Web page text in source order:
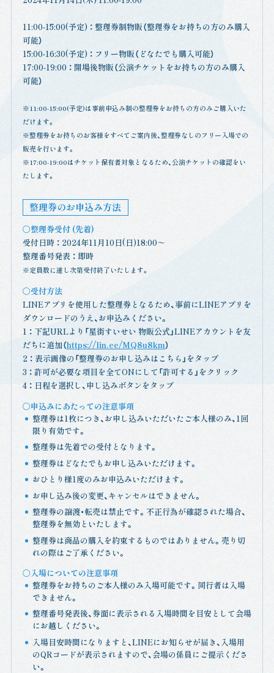
11:00-15:00(予定) ： 整理券制物販（整理券をお持ちの方のみ購入
可能）
15:00-16:30(予定) ： フリー物販（どなたでも購入可能）
17:00-19:00 ： 開場後物販（公演チケットをお持ちの方のみ購入
可能）
※11:00-15:00(予定)は事前申込み制の整理券をお持ちの方のみご購入いた
だけます。
※整理券をお持ちのお客様をすべてご案内後、整理券なしのフリー入場での
販売を行います。
※17:00-19:00はチケット保有者対象となるため、公演チケットの確認をい
たします。
整理券のお申込み方法
〇整理券受付 (先着)
受付日時 ： 2024年11月10日(日)18:00～
整理番号発表 ： 即時
※定員数に達し次第受付終了いたします。
〇受付方法
LINEアプリを使用した整理券となるため、事前にLINEアプリを
ダウンロードのうえ、お申込みください。
1 ： 下記URLより「星街すいせい 物販公式」LINEアカウントを友
だちに追加（https://lin.ee/MQ8u8km）
2 ： 表示画像の「整理券のお申し込みはこちら」をタップ
3 ： 許可が必要な項目を全てONにして「許可する」をクリック
4 ： 日程を選択し、申し込みボタンをタップ
〇申込みにあたっての注意事項
整理券は1枚につき、お申し込みいただいたご本人様のみ、1回
限り有効です。
整理券は先着での受付となります。
整理券はどなたでもお申し込みいただけます。
おひとり様1度のみお申込みいただけます。
お申し込み後の変更、キャンセルはできません。
整理券の譲渡・転売は禁止です。不正行為が確認された場合、
整理券を無効といたします。
整理券は商品の購入を約束するものではありません。売り切
れの際はご了承ください。
〇入場についての注意事項
整理券をお持ちのご本人様のみ入場可能です。同行者は入場
できません。
整理番号発表後、券面に表示される入場時間を目安として会場
にお越しください。
入場目安時間になりますと、LINEにお知らせが届き、入場用
のQRコードが表示されますので、会場の係員にご提示くださ
い。